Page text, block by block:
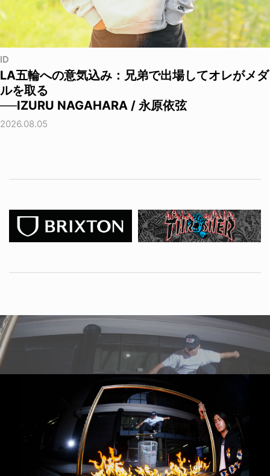
ID
LA五輪への意気込み：兄弟で出場してオレがメダ
ルを取る
──IZURU NAGAHARA / 永原依弦
2026.08.05